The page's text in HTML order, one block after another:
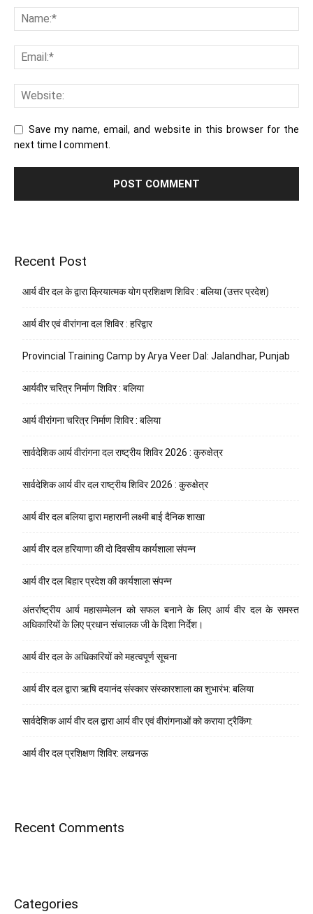
Save my name, email, and website in this browser for the
next time I comment.
Recent Post
आर्य वीर दल के द्वारा क्रियात्मक योग प्रशिक्षण शिविर : बलिया (उत्तर प्रदेश)
आर्य वीर एवं वीरांगना दल शिविर : हरिद्वार
Provincial Training Camp by Arya Veer Dal: Jalandhar, Punjab
आर्यवीर चरित्र निर्माण शिविर : बलिया
आर्य वीरांगना चरित्र निर्माण शिविर : बलिया
सार्वदेशिक आर्य वीरांगना दल राष्ट्रीय शिविर 2026 : कुरुक्षेत्र
सार्वदेशिक आर्य वीर दल राष्ट्रीय शिविर 2026 : कुरुक्षेत्र
आर्य वीर दल बलिया द्वारा महारानी लक्ष्मी बाई दैनिक शाखा
आर्य वीर दल हरियाणा की दो दिवसीय कार्यशाला संपन्न
आर्य वीर दल बिहार प्रदेश की कार्यशाला संपन्न
अंतर्राष्ट्रीय आर्य महासम्मेलन को सफल बनाने के लिए आर्य वीर दल के समस्त
अधिकारियों के लिए प्रधान संचालक जी के दिशा निर्देश।
आर्य वीर दल के अधिकारियों को महत्वपूर्ण सूचना
आर्य वीर दल द्वारा ऋषि दयानंद संस्कार संस्कारशाला का शुभारंभ: बलिया
सार्वदेशिक आर्य वीर दल द्वारा आर्य वीर एवं वीरांगनाओं को कराया ट्रैकिंग:
आर्य वीर दल प्रशिक्षण शिविर: लखनऊ
Recent Comments
Categories